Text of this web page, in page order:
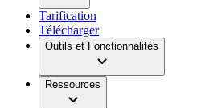
Tarification
Télécharger
Outils et Fonctionnalités
Ressources